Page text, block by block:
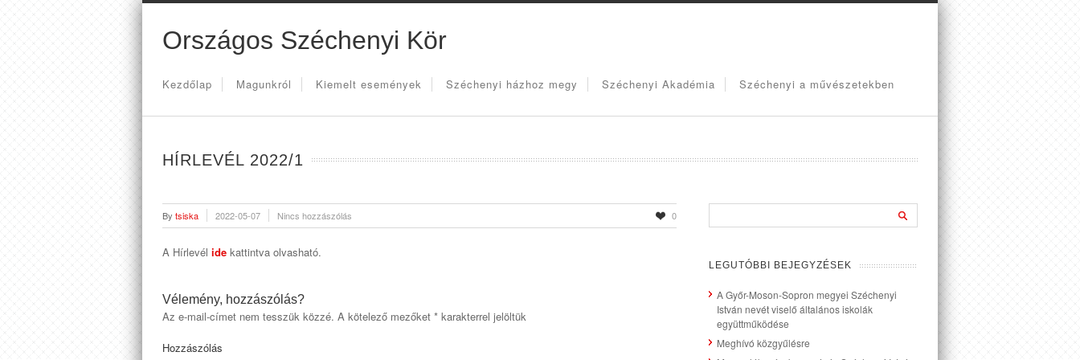
Országos Széchenyi Kör
Kezdőlap Magunkról Kiemelt események Széchenyi házhoz megy Széchenyi Akadémia Széchenyi a művészetekben
HÍRLEVÉL 2022/1
By tsiska 2022-05-07 Nincs hozzászólás 0
A Hírlevél ide kattintva olvasható.
Vélemény, hozzászólás?
Az e-mail-címet nem tesszük közzé. A kötelező mezőket * karakterrel jelöltük
Hozzászólás
LEGUTÓBBI BEJEGYZÉSEK
A Győr-Moson-Sopron megyei Széchenyi
István nevét viselő általános iskolák
együttműködése
Meghívó közgyűlésre